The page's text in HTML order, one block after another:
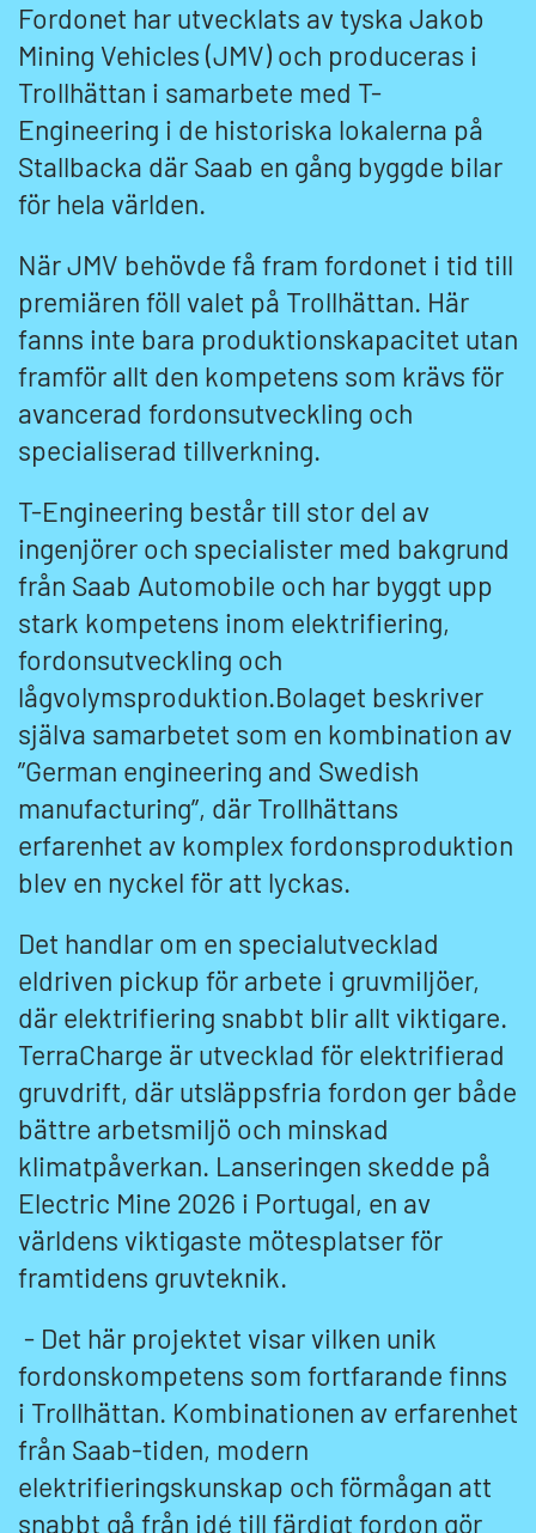
Fordonet har utvecklats av tyska Jakob
Mining Vehicles (JMV) och produceras i
Trollhättan i samarbete med T-
Engineering i de historiska lokalerna på
Stallbacka där Saab en gång byggde bilar
för hela världen.
När JMV behövde få fram fordonet i tid till
premiären föll valet på Trollhättan. Här
fanns inte bara produktionskapacitet utan
framför allt den kompetens som krävs för
avancerad fordonsutveckling och
specialiserad tillverkning.
T-Engineering består till stor del av
ingenjörer och specialister med bakgrund
från Saab Automobile och har byggt upp
stark kompetens inom elektrifiering,
fordonsutveckling och
lågvolymsproduktion.Bolaget beskriver
själva samarbetet som en kombination av
”German engineering and Swedish
manufacturing”, där Trollhättans
erfarenhet av komplex fordonsproduktion
blev en nyckel för att lyckas.
Det handlar om en specialutvecklad
eldriven pickup för arbete i gruvmiljöer,
där elektrifiering snabbt blir allt viktigare.
TerraCharge är utvecklad för elektrifierad
gruvdrift, där utsläppsfria fordon ger både
bättre arbetsmiljö och minskad
klimatpåverkan. Lanseringen skedde på
Electric Mine 2026 i Portugal, en av
världens viktigaste mötesplatser för
framtidens gruvteknik.
- Det här projektet visar vilken unik
fordonskompetens som fortfarande finns
i Trollhättan. Kombinationen av erfarenhet
från Saab-tiden, modern
elektrifieringskunskap och förmågan att
snabbt gå från idé till färdigt fordon gör